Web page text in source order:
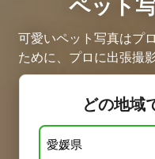
ペット
可愛いペット写真はプ
ために、プロに出張撮
どの地域